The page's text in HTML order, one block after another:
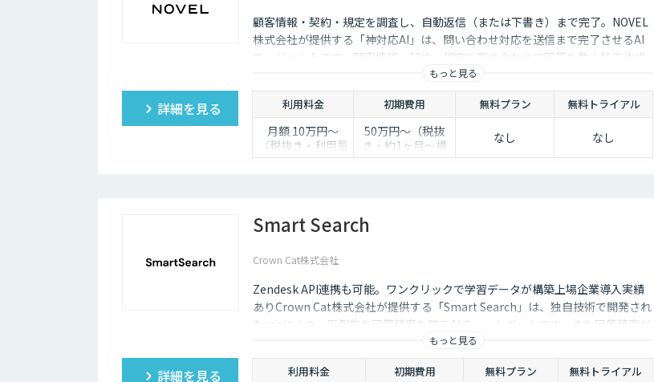
顧客情報・契約・規定を調査し、自動返信（または下書き）まで完了。NOVEL
株式会社が提供する「神対応AI」は、問い合わせ対応を送信まで完了させるAI
エージェントです。顧客情報・契約・規定を突き合わせて回答を数十秒で作成
し、自動送信か下書き止めかを選べます。
もっと見る
詳細を見る 利用料金 初期費用 無料プラン 無料トライアル
月額 10万円〜
（税抜き・利用量
に応じて見積り）
50万円〜（税抜
き・約1ヶ月〜構
築）
なし なし
Smart Search
Crown Cat株式会社
Zendesk API連携も可能。ワンクリックで学習データが構築上場企業導入実績
ありCrown Cat株式会社が提供する「Smart Search」は、独自技術で開発され
たragにより、圧倒的な回答精度を誇るAIチャットボットです。また回答精度が
悪い時は管理画面から簡単にご自身でチューニングができる、簡単でかつ高精
度な特徴があります。
もっと見る
詳細を見る 利用料金 初期費用 無料プラン 無料トライアル